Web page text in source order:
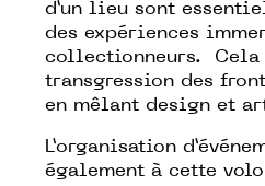
d’un lieu sont
des expériences
collectionneurs. Cela
transgression des
en mêlant design et
L’organisation
également à cette